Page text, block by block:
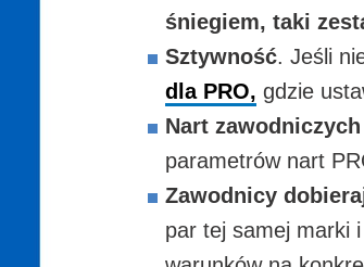
śniegiem, taki
Sztywność. Jeśli
dla PRO, gdzie
Nart
parametrów nart
Zawodnicy
par tej samej marki